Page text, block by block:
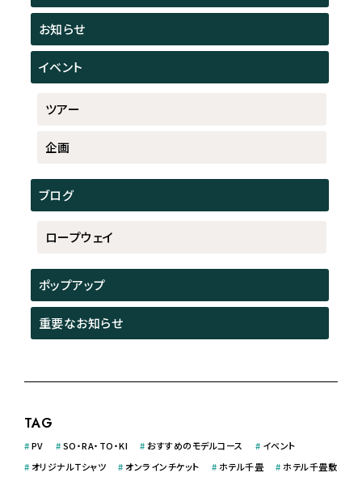
お知らせ
イベント
ツアー
企画
ブログ
ロープウェイ
ポップアップ
重要なお知らせ
TAG
#PV #SO・RA・TO・KI #おすすめのモデルコース # イベント
# オリジナルＴシャツ # オンラインチケット # ホテル千畳 # ホテル千畳敷